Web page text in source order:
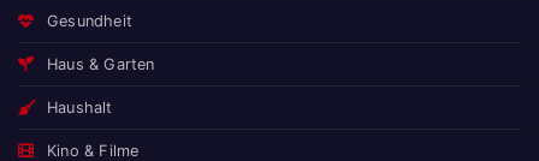
Gesundheit
Haus & Garten
Haushalt
Kino & Filme